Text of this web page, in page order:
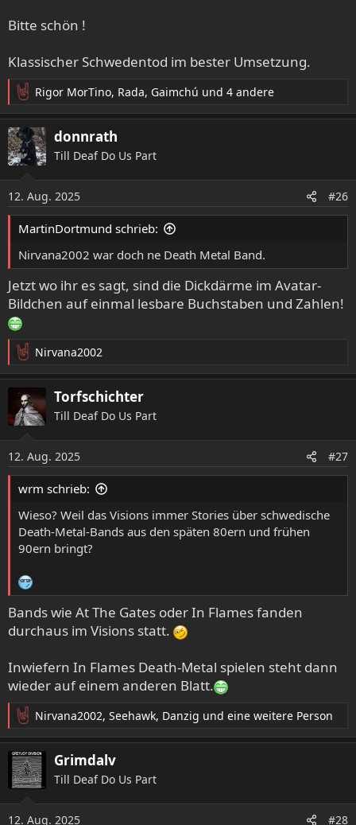
Bitte schön !
Klassischer Schwedentod im bester Umsetzung.
R
e
a
k
t
o
n
e
n
Rigor MorTino, Rada, Gaimchú und 4 andere
donnrath
Till Deaf Do Us Part
12. Aug. 2025 #26
MartinDortmund schrieb:
Nirvana2002 war doch ne Death Metal Band.
Jetzt wo ihr es sagt, sind die Dickdärme im Avatar-
Bildchen auf einmal lesbare Buchstaben und Zahlen!
R
e
a
t
o
n
e
n
Nirvana2002
Torfschichter
Till Deaf Do Us Part
12. Aug. 2025 #27
wrm schrieb:
Wieso? Weil das Visions immer Stories über schwedische
Death-Metal-Bands aus den späten 80ern und frühen
90ern bringt?
Bands wie At The Gates oder In Flames fanden
durchaus im Visions statt.
Inwiefern In Flames Death-Metal spielen steht dann
wieder auf einem anderen Blatt.
R
e
a
k
t
o
Nirvana2002, Seehawk, Danzig und eine weitere Person
Grimdalv
Till Deaf Do Us Part
12. Aug. 2025 #28